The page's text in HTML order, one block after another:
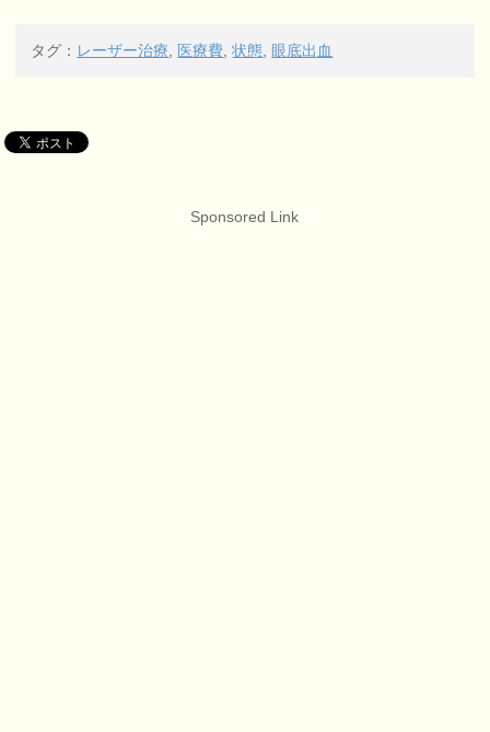
タグ： レーザー治療 医療費 ,状態 眼底出血
Sponsored Link